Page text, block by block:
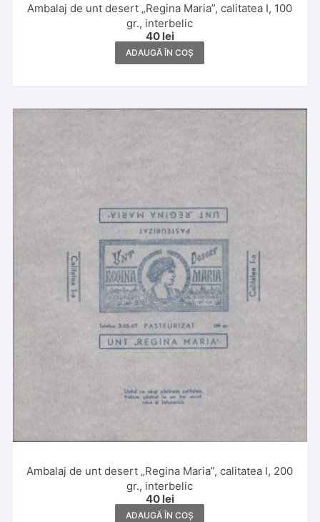
Ambalaj de unt desert „Regina Maria”, calitatea I, 100
gr., interbelic
40 lei
ADAUGĂ ÎN COȘ
Ambalaj de unt desert „Regina Maria”, calitatea I, 200
gr., interbelic
40 lei
ADAUGĂ ÎN COȘ